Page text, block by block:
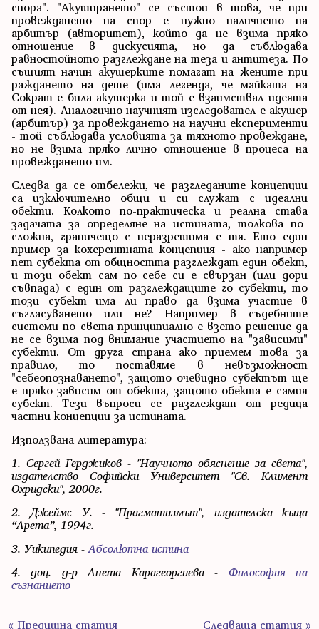
спора". "Акуширането" се състои в това, че при
провеждането на спор е нужно наличието на
арбитър (авторитет), който да не взима пряко
отношение в дискусията, но да съблюдава
равностойното разглеждане на теза и антитеза. По
същият начин акушерките помагат на жените при
раждането на дете (има легенда, че майката на
Сократ е била акушерка и той е взаимствал идеята
от нея). Аналогично научният изследовател е акушер
(арбитър) за провеждането на научни експерименти
- той съблюдава условията за тяхното провеждане,
но не взима пряко лично отношение в процеса на
провеждането им.
Следва да се отбележи, че разгледаните концепции
са изключително общи и си служат с идеални
обекти. Колкото по-практическа и реална става
задачата за определяне на истината, толкова по-
сложна, граничещо с неразрешима е тя. Ето един
пример за кохерентната концепция - ако например
пет субекта от общността разглеждат един обект,
и този обект сам по себе си е свързан (или дори
съвпада) с един от разглеждащите го субекти, то
този субект има ли право да взима участие в
съгласуването или не? Например в съдебните
системи по света принципиално е взето решение да
не се взима под внимание участието на "зависими"
субекти. От друга страна ако приемем това за
правило, то поставяме в невъзможност
"себеопознаването", защото очевидно субектът ще
е пряко зависим от обекта, защото обекта е самия
субект. Тези въпроси се разглеждат от редица
частни концепции за истината.
Използвана литература:
1. Сергей Герджиков - "Научното обяснение за света",
издателство Софийски Университет "Св. Климент
Охридски", 2000г.
2. Джеймс У. - "Прагматизмът", издателска къща
“Арета”, 1994г.
3. Уикипедия -Абсолютна истина
4. доц. д-р Анета Карагеоргиева - Философия на
съзнанието
« Предишна статия Следваща статия »